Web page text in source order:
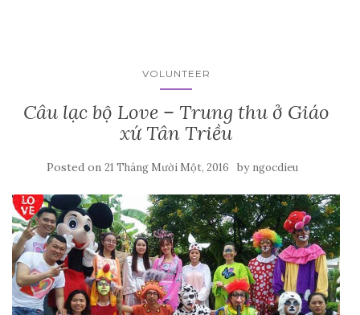
VOLUNTEER
Câu lạc bộ Love – Trung thu ở Giáo
xứ Tân Triều
Posted on 21 Tháng Mười Một, 2016 by ngocdieu